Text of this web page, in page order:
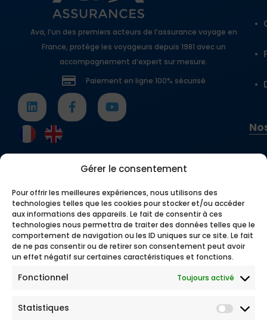
Gérer le consentement
Pour offrir les meilleures expériences, nous utilisons des
technologies telles que les cookies pour stocker et/ou accéder
aux informations des appareils. Le fait de consentir à ces
technologies nous permettra de traiter des données telles que le
comportement de navigation ou les ID uniques sur ce site. Le fait
de ne pas consentir ou de retirer son consentement peut avoir
un effet négatif sur certaines caractéristiques et fonctions.
Fonctionnel Toujours activé
Statistiques
Ava, l’un des premiers acteurs de l’assurance voyage en
France, protège les voyageurs depuis 1981 avec un
accompagnement d’expert sur mesure.
Paiement en ligne 100% sécurisé